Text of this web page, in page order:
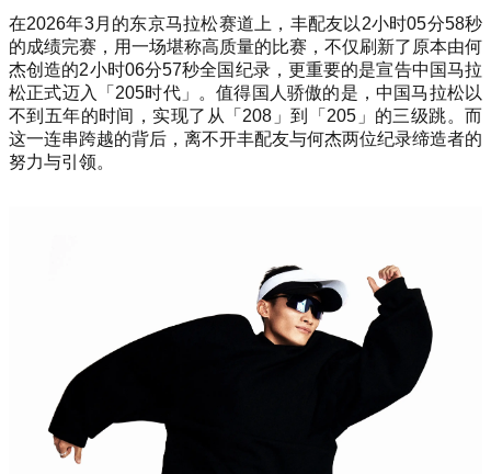
在2026年3月的东京马拉松赛道上，丰配友以2小时05分58秒
的成绩完赛，用一场堪称高质量的比赛，不仅刷新了原本由何
杰创造的2小时06分57秒全国纪录，更重要的是宣告中国马拉
松正式迈入「205时代」。值得国人骄傲的是，中国马拉松以
不到五年的时间，实现了从「208」到「205」的三级跳。而
这一连串跨越的背后，离不开丰配友与何杰两位纪录缔造者的
努力与引领。